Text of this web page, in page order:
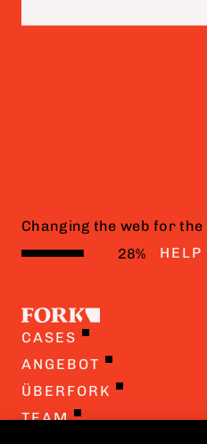
Changing the web for
CASES
ANGEBOT
ÜBERFORK
TEAM